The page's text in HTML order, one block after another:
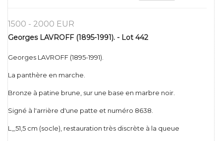
1500 - 2000 EUR
Georges LAVROFF (1895-1991). - Lot 442
Georges LAVROFF (1895-1991).
La panthère en marche.
Bronze à patine brune, sur une base en marbre noir.
Signé à l'arrière d'une patte et numéro 8638.
L_51,5 cm (socle), restauration très discrète à la queue